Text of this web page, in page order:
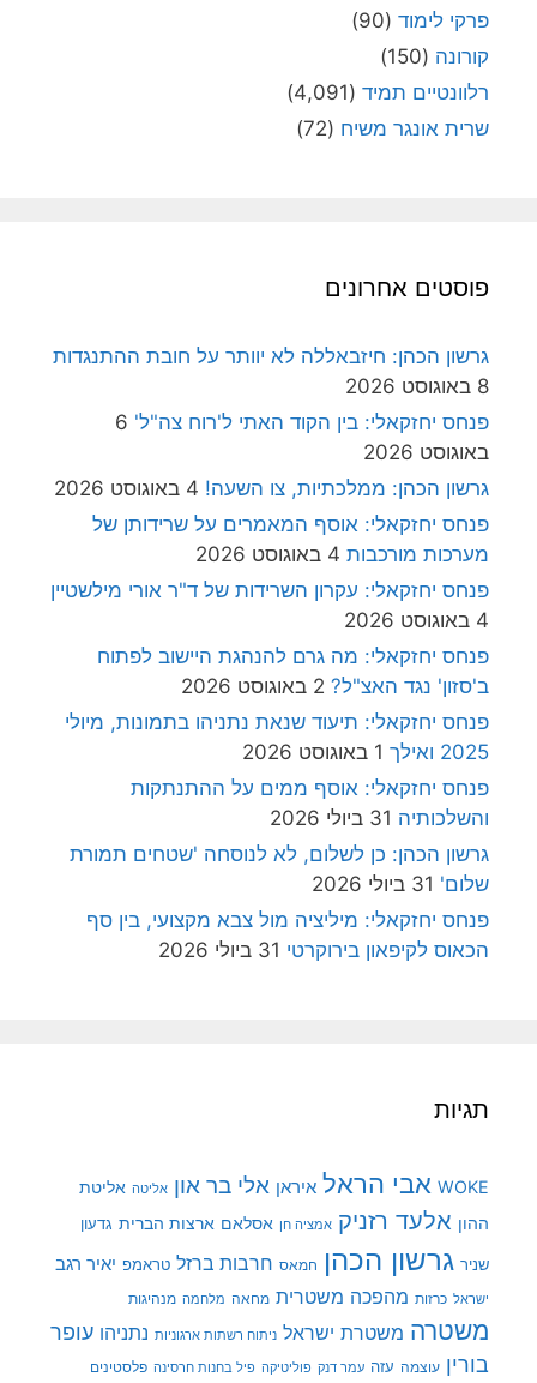
פרקי לימוד (90)
קורונה (150)
רלוונטיים תמיד (4,091)
שרית אונגר משיח (72)
פוסטים אחרונים
גרשון הכהן: חיזבאללה לא יוותר על חובת ההתנגדות
8 באוגוסט 2026
פנחס יחזקאלי: בין הקוד האתי ל'רוח צה"ל' 6
באוגוסט 2026
גרשון הכהן: ממלכתיות, צו השעה! 4 באוגוסט 2026
פנחס יחזקאלי: אוסף המאמרים על שרידותן של
מערכות מורכבות 4 באוגוסט 2026
פנחס יחזקאלי: עקרון השרידות של ד"ר אורי מילשטיין
4 באוגוסט 2026
פנחס יחזקאלי: מה גרם להנהגת היישוב לפתוח
ב'סזון' נגד האצ"ל? 2 באוגוסט 2026
פנחס יחזקאלי: תיעוד שנאת נתניהו בתמונות, מיולי
2025 ואילך
1 באוגוסט 2026
פנחס יחזקאלי: אוסף ממים על ההתנתקות
והשלכותיה 31 ביולי 2026
גרשון הכהן: כן לשלום, לא לנוסחה 'שטחים תמורת
שלום' 31 ביולי 2026
פנחס יחזקאלי: מיליציה מול צבא מקצועי, בין סף
הכאוס לקיפאון בירוקרטי 31 ביולי 2026
תגיות
WOKE אבי הראל איראן אלי בר און אליטה אליטת
ההון אלעד רזניק אמציה חן אסלאם ארצות הברית גדעון
שניר גרשון הכהן חמאס חרבות ברזל טראמפ יאיר רגב
ישראל כרזות מהפכה משטרית מחאה מלחמה מנהיגות
משטרה משטרת ישראל ניתוח רשתות ארגוניות נתניהו עופר
בורין עוצמה עזה עמר דנק פוליטיקה פיל בחנות חרסינה פלסטינים